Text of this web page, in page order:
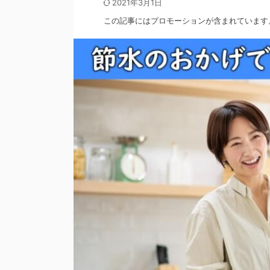
2021年3月1日
この記事にはプロモーションが含まれています